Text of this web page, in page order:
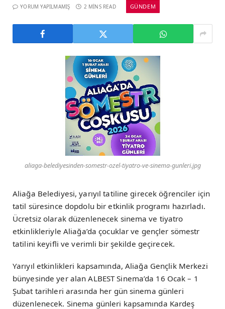
YORUM YAPILMAMIŞ 2 MINS READ GÜNDEM
aliaga-belediyesinden-somestr-ozel-tiyatro-ve-sinema-gunleri.jpg
Aliağa Belediyesi, yarıyıl tatiline girecek öğrenciler için
tatil süresince dopdolu bir etkinlik programı hazırladı.
Ücretsiz olarak düzenlenecek sinema ve tiyatro
etkinlikleriyle Aliağa’da çocuklar ve gençler sömestr
tatilini keyifli ve verimli bir şekilde geçirecek.
Yarıyıl etkinlikleri kapsamında, Aliağa Gençlik Merkezi
bünyesinde yer alan ALBEST Sinema’da 16 Ocak – 1
Şubat tarihleri arasında her gün sinema günleri
düzenlenecek. Sinema günleri kapsamında Kardeş